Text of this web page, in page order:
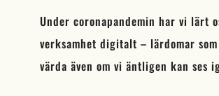
Under coronapandemin har vi lärt
verksamhet digitalt – lärdomar
värda även om vi äntligen kan ses